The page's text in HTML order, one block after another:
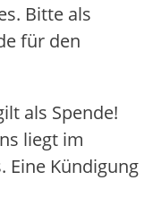
Bitte als
für den
als Spende!
liegt im
Eine Kündigung